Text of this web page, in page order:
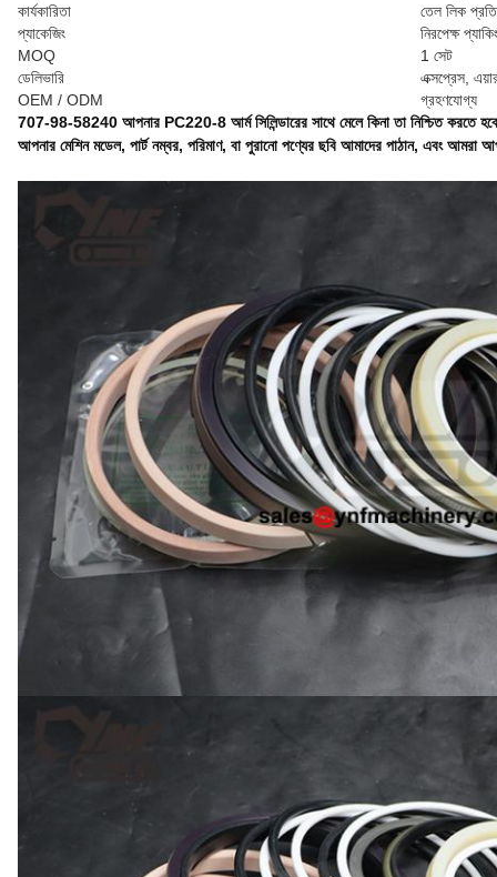
কার্যকারিতা
তেল লিক
প্যাকেজিং
নিরপেক্ষ
MOQ
1 সেট
ডেলিভারি
এক্সপ্রেস,
OEM / ODM
গ্রহণযোগ্য
707-98-58240 আপনার PC220-8 আর্ম সিলিন্ডারের সাথে মেলে কিনা তা নিশ্চিত করতে
আপনারমেশিন মডেল, পার্ট নম্বর, পরিমাণ, বা পুরানো পণ্যের ছবিআমাদের পাঠান, এবং আমরা